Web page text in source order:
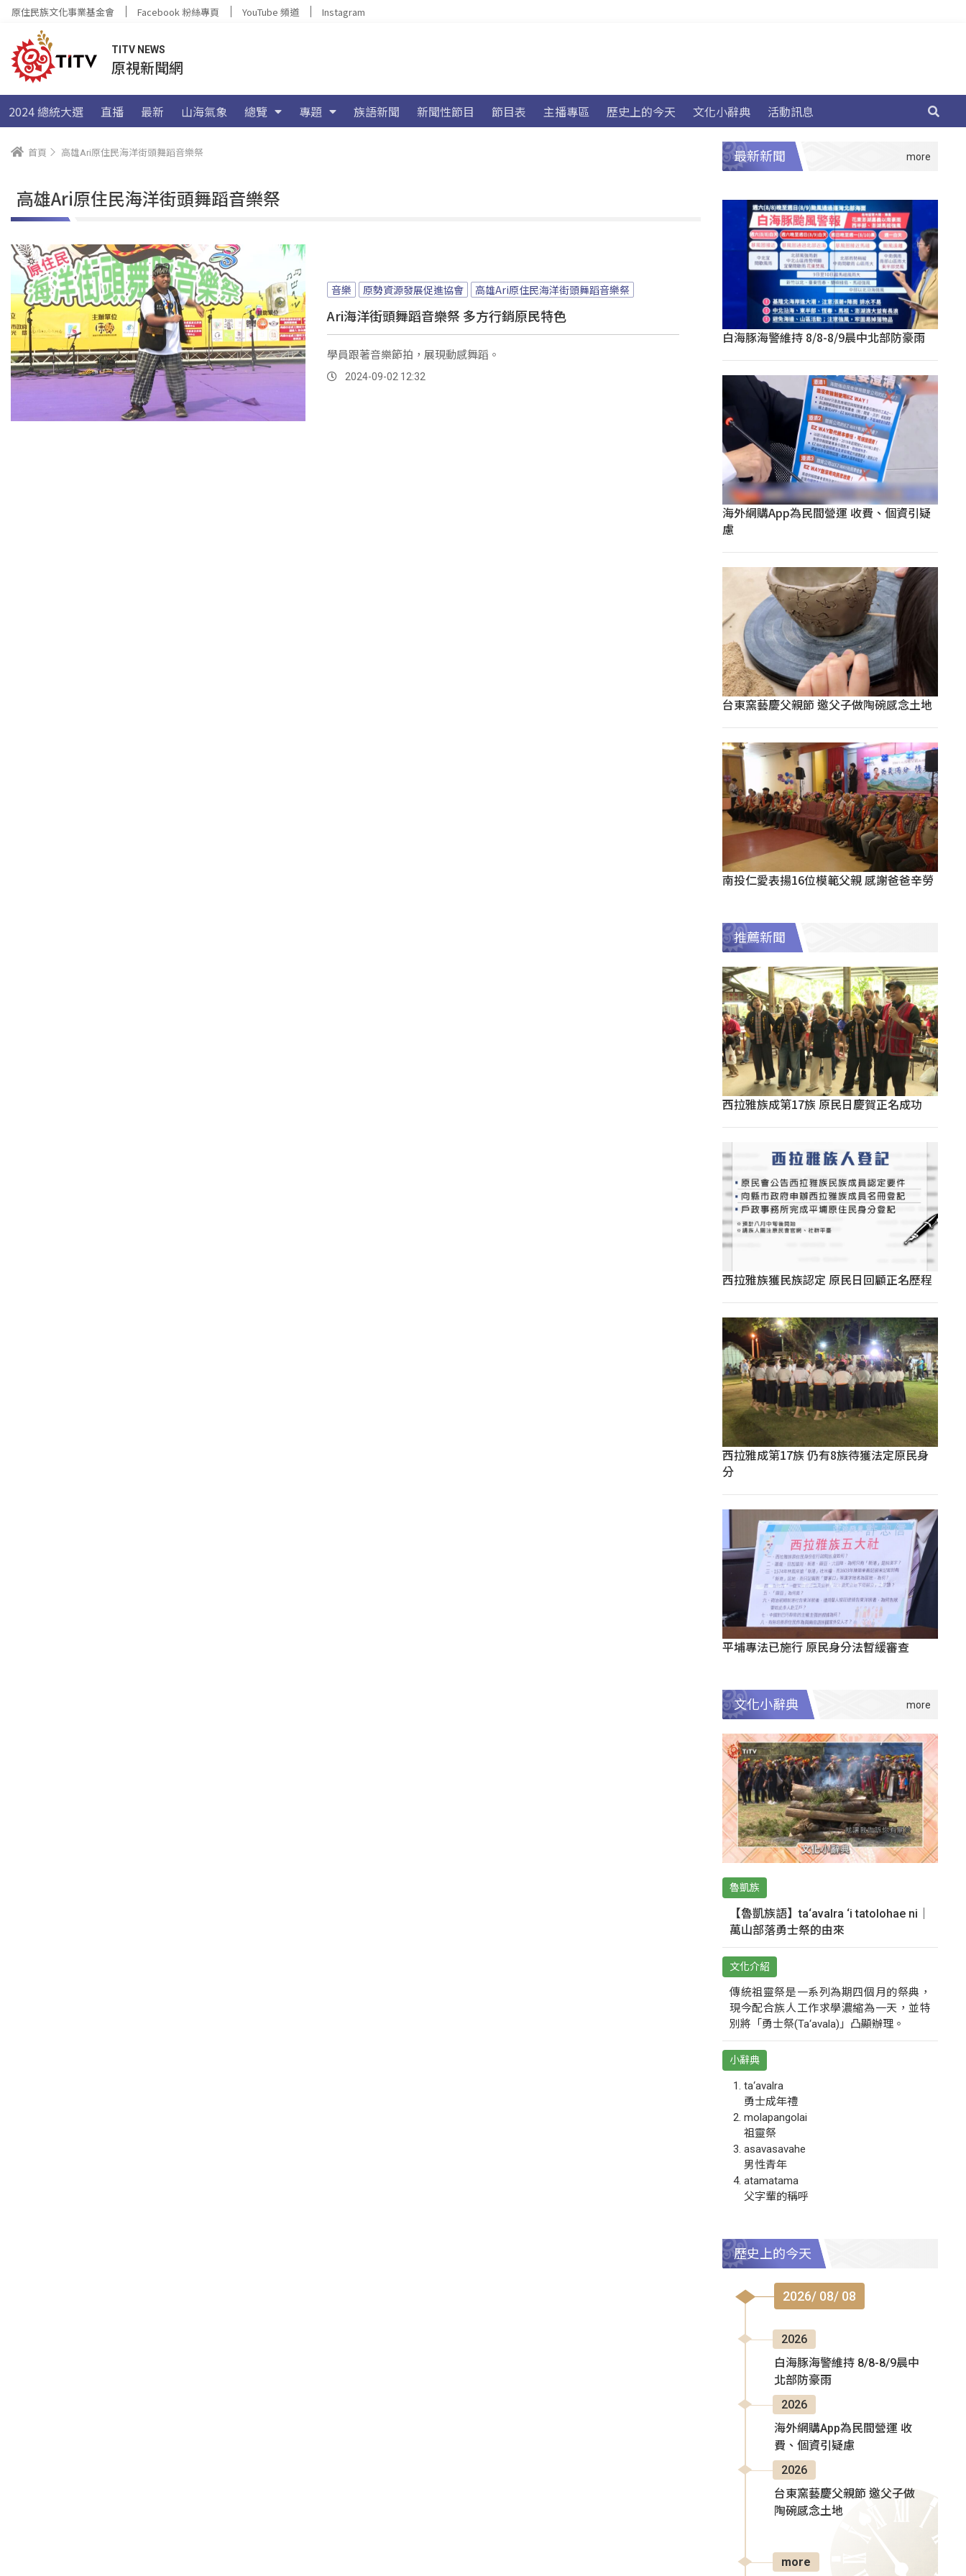
原住民族文化事業基金會 Facebook 粉絲專頁 YouTube 頻道 Instagram
TITV NEWS
原視新聞網
2024 總統大選 直播 最新 山海氣象 總覽 專題 族語新聞 新聞性節目 節目表 主播專區 歷史上的今天 文化小辭典 活動訊息
首頁 高雄Ari原住民海洋街頭舞蹈音樂祭
高雄Ari原住民海洋街頭舞蹈音樂祭
音樂 原勢資源發展促進協會 高雄Ari原住民海洋街頭舞蹈音樂祭
Ari海洋街頭舞蹈音樂祭 多方行銷原民特色
學員跟著音樂節拍，展現動感舞蹈。
2024-09-02 12:32
最新新聞
白海豚海警維持 8/8-8/9晨中北部防豪雨
海外網購App為民間營運 收費、個資引疑
慮
台東窯藝慶父親節 邀父子做陶碗感念土地
南投仁愛表揚16位模範父親 感謝爸爸辛勞
推薦新聞
西拉雅族成第17族 原民日慶賀正名成功
西拉雅族獲民族認定 原民日回顧正名歷程
西拉雅成第17族 仍有8族待獲法定原民身
分
平埔專法已施行 原民身分法暫緩審查
文化小辭典
魯凱族
【魯凱族語】ta‘avalra ‘i tatolohae ni｜
萬山部落勇士祭的由來
文化介紹
傳統祖靈祭是一系列為期四個月的祭典，
現今配合族人工作求學濃縮為一天，並特
別將「勇士祭(Ta‘avala)」凸顯辦理。
小辭典
ta‘avalra
勇士成年禮
molapangolai
祖靈祭
asavasavahe
男性青年
atamatama
父字輩的稱呼
歷史上的今天
2026/ 08/ 08
2026
白海豚海警維持 8/8-8/9晨中
北部防豪雨
2026
海外網購App為民間營運 收
費、個資引疑慮
2026
台東窯藝慶父親節 邀父子做
陶碗感念土地
more